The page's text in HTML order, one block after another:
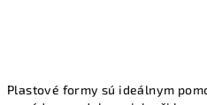
Plastové formy sú ideálnym